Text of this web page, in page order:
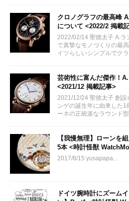
クロノグラフの最高峰
について <2022/2 掲載
2022/02/14 聖徳太子 A.ラ
で真摯なモノづくりの最
イツらしいシンプルでク
て今回 紹介いたします。
芸術性に富んだ傑作！
<2021/12 掲載記事>
2021/12/24 聖徳太子 創設
ンゲの誕生年に由来した
ーネの正統派なラウンド
【我慢無理】ローンを
5本 <時計怪獣
2017/8/15 yusapapa...
ドイツ腕時計にズーム